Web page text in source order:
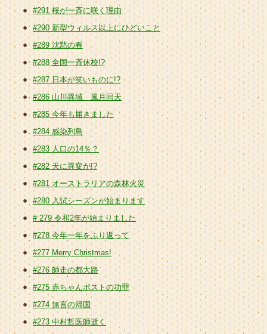
#291 桜が一斉に咲く理由
#290 新型ウィルス以上にひどいこと
#289 沈黙の春
#288 全国一斉休校!?
#287 日本が笑いものに!?
#286 山川異域 風月同天
#285 今年も届きました
#284 感染列島
#283 人口の14％？
#282 天に異変が!?
#281 オーストラリアの森林火災
#280 入試シーズンが始まります
# 279 令和2年が始まりました
#278 今年一年をふり返って
#277 Merry Christmas!
#276 師走の都大路
#275 赤ちゃんポストの功罪
#274 無言の帰国
#273 中村哲医師逝く